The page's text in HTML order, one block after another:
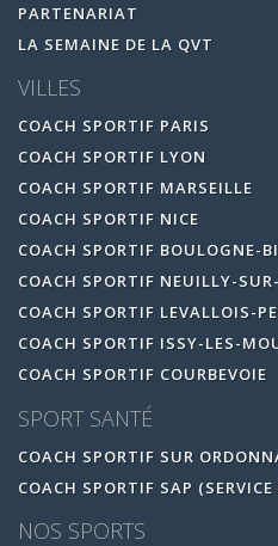
PARTENARIAT
LA SEMAINE DE LA QVT
VILLES
COACH SPORTIF PARIS
COACH SPORTIF LYON
COACH SPORTIF MARSEILLE
COACH SPORTIF NICE
COACH SPORTIF BOULOGNE-
COACH SPORTIF NEUILLY-
COACH SPORTIF LEVALLOIS-
COACH SPORTIF ISSY-LES-
COACH SPORTIF COURBEVOIE
SPORT SANTÉ
COACH SPORTIF SUR
COACH SPORTIF SAP
NOS SPORTS